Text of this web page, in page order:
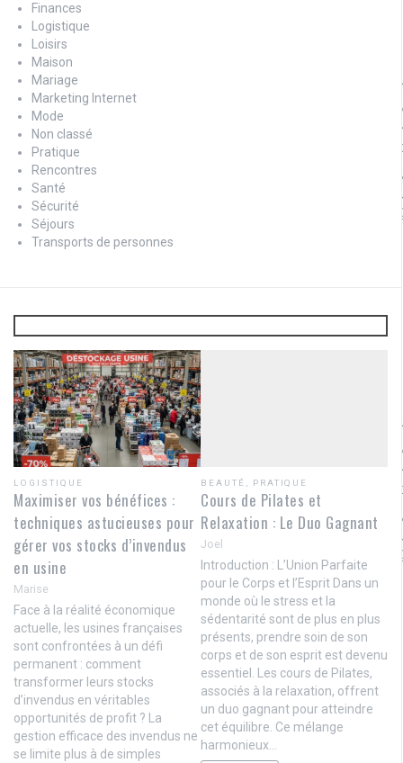
Finances
Logistique
Loisirs
Maison
Mariage
Marketing Internet
Mode
Non classé
Pratique
Rencontres
Santé
Sécurité
Séjours
Transports de personnes
LOGISTIQUE
Maximiser vos bénéfices :
techniques astucieuses pour
gérer vos stocks d’invendus
en usine
Marise
Face à la réalité économique
actuelle, les usines françaises
sont confrontées à un défi
permanent : comment
transformer leurs stocks
d’invendus en véritables
opportunités de profit ? La
gestion efficace des invendus ne
se limite plus à de simples
BEAUTÉ , PRATIQUE
Cours de Pilates et
Relaxation : Le Duo Gagnant
Joel
Introduction : L’Union Parfaite
pour le Corps et l’Esprit Dans un
monde où le stress et la
sédentarité sont de plus en plus
présents, prendre soin de son
corps et de son esprit est devenu
essentiel. Les cours de Pilates,
associés à la relaxation, offrent
un duo gagnant pour atteindre
cet équilibre. Ce mélange
harmonieux…